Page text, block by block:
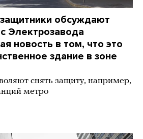
обсуждают
Электрозавода
новость в том, что это
здание в зоне
снять защиту, например,
метро